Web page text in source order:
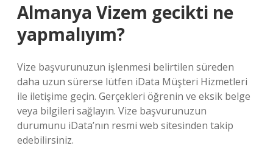
Almanya Vizem gecikti ne
yapmalıyım?
Vize başvurunuzun işlenmesi belirtilen süreden
daha uzun sürerse lütfen iData Müşteri Hizmetleri
ile iletişime geçin. Gerçekleri öğrenin ve eksik belge
veya bilgileri sağlayın. Vize başvurunuzun
durumunu iData’nın resmi web sitesinden takip
edebilirsiniz.